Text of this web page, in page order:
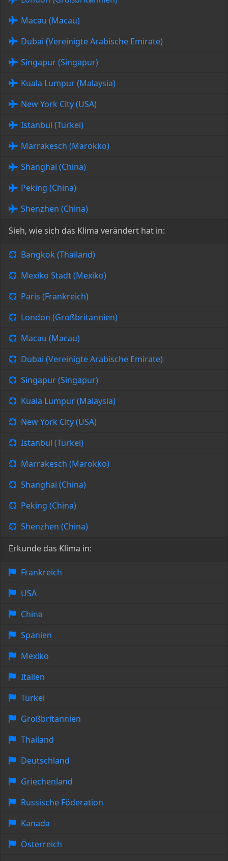
Macau (Macau)
Dubai (Vereinigte Arabische Emirate)
Singapur (Singapur)
Kuala Lumpur (Malaysia)
New York City (USA)
Istanbul (Türkei)
Marrakesch (Marokko)
Shanghai (China)
Peking (China)
Shenzhen (China)
Sieh, wie sich das Klima verändert hat in:
Bangkok (Thailand)
Mexiko Stadt (Mexiko)
Paris (Frankreich)
London (Großbritannien)
Macau (Macau)
Dubai (Vereinigte Arabische Emirate)
Singapur (Singapur)
Kuala Lumpur (Malaysia)
New York City (USA)
Istanbul (Türkei)
Marrakesch (Marokko)
Shanghai (China)
Peking (China)
Shenzhen (China)
Erkunde das Klima in:
Frankreich
USA
China
Spanien
Mexiko
Italien
Türkei
Großbritannien
Thailand
Deutschland
Griechenland
Russische Föderation
Kanada
Österreich